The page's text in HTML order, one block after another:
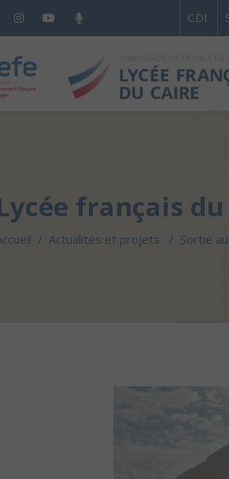
CDI
français
/ Actualités et projets / Sortie